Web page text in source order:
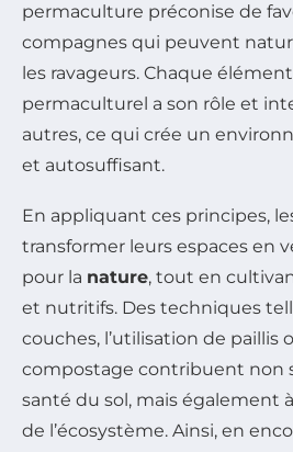
permaculture préconise de
compagnes qui peuvent
les ravageurs. Chaque
permaculturel a son rôle et
autres, ce qui crée un
et autosuffisant.
En appliquant ces principes,
transformer leurs espaces en
pour la nature, tout en
et nutritifs. Des techniques
couches, l’utilisation de paillis
compostage contribuent non
santé du sol, mais également
de l’écosystème. Ainsi, en